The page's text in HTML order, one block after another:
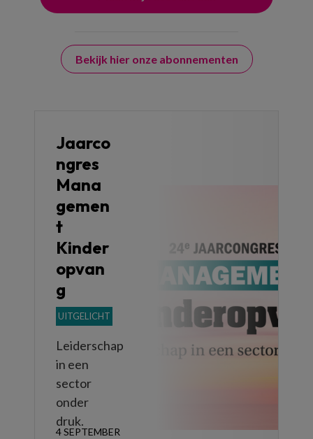
Bekijk hier onze abonnementen
Jaarco
ngres
Mana
gemen
t
Kinder
opvan
g
UITGELICHT
Leiderschap
in een
sector
onder
druk.
4 SEPTEMBER